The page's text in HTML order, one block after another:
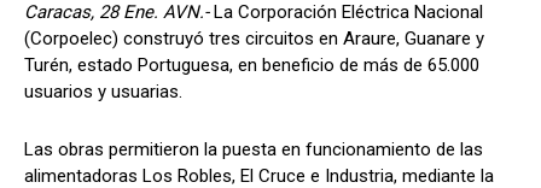
Caracas, 28 Ene. AVN.-La Corporación Eléctrica Nacional
(Corpoelec) construyó tres circuitos en Araure, Guanare y
Turén, estado Portuguesa, en beneficio de más de 65.000
usuarios y usuarias.
Las obras permitieron la puesta en funcionamiento de las
alimentadoras Los Robles, El Cruce e Industria, mediante la